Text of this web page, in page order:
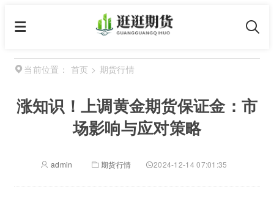
当前位置： 首页 > 期货行情
涨知识！上调黄金期货保证金：市
场影响与应对策略
admin 期货行情 2024-12-14 07:01:35